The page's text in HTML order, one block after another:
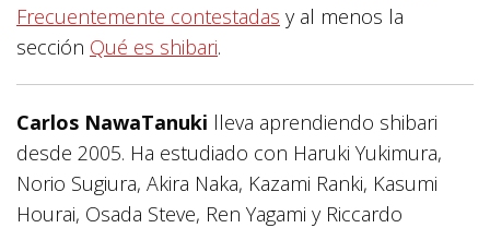
Frecuentemente contestadas y al menos la
sección Qué es shibari.
Carlos NawaTanuki lleva aprendiendo shibari
desde 2005. Ha estudiado con Haruki Yukimura,
Norio Sugiura, Akira Naka, Kazami Ranki, Kasumi
Hourai, Osada Steve, Ren Yagami y Riccardo